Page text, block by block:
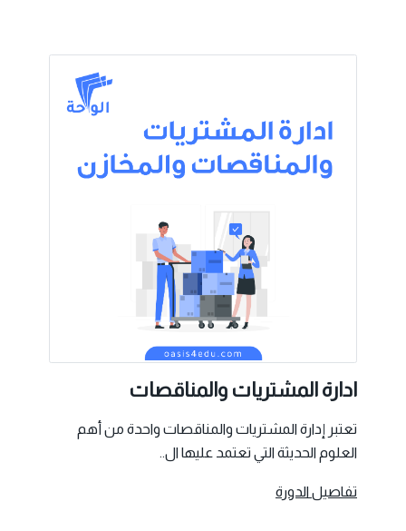
ادارة المشتريات والمناقصات
تعتبر إدارة المشتريات والمناقصات واحدة من أهم
العلوم الحديثة التي تعتمد عليها ال..
تفاصيل الدورة